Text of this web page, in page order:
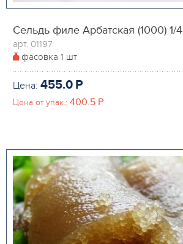
Сельдь филе Арбатская (1000) 1/4
арт. 01197
фасовка 1 шт
Цена: 455.0 P
Цена от упак.: 400.5 P